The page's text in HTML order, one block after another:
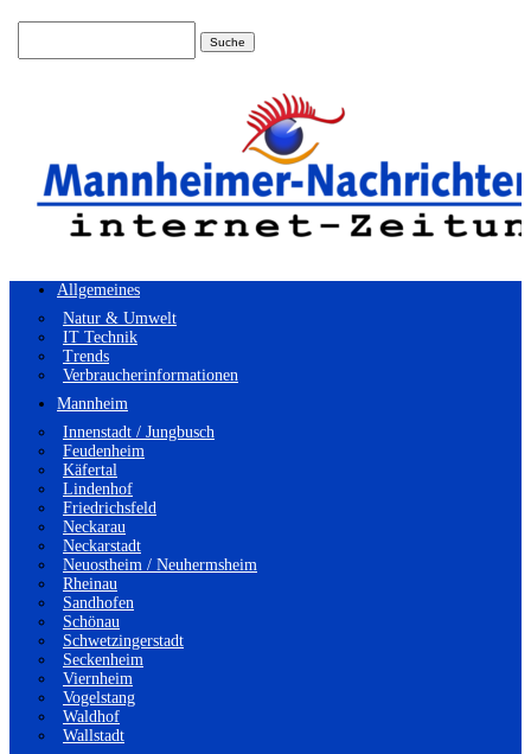
Allgemeines
Natur & Umwelt
IT Technik
Trends
Verbraucherinformationen
Mannheim
Innenstadt / Jungbusch
Feudenheim
Käfertal
Lindenhof
Friedrichsfeld
Neckarau
Neckarstadt
Neuostheim / Neuhermsheim
Rheinau
Sandhofen
Schönau
Schwetzingerstadt
Seckenheim
Viernheim
Vogelstang
Waldhof
Wallstadt